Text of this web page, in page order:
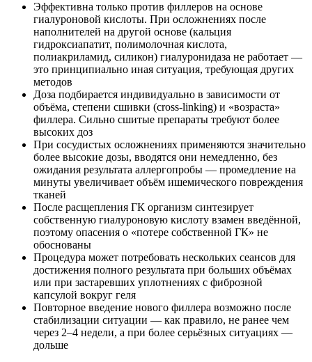
Эффективна только против филлеров на основе
гиалуроновой кислоты. При осложнениях после
наполнителей на другой основе (кальция
гидроксиапатит, полимолочная кислота,
полиакриламид, силикон) гиалуронидаза не работает —
это принципиально иная ситуация, требующая других
методов
Доза подбирается индивидуально в зависимости от
объёма, степени сшивки (cross-linking) и «возраста»
филлера. Сильно сшитые препараты требуют более
высоких доз
При сосудистых осложнениях применяются значительно
более высокие дозы, вводятся они немедленно, без
ожидания результата аллергопробы — промедление на
минуты увеличивает объём ишемического повреждения
тканей
После расщепления ГК организм синтезирует
собственную гиалуроновую кислоту взамен введённой,
поэтому опасения о «потере собственной ГК» не
обоснованы
Процедура может потребовать нескольких сеансов для
достижения полного результата при больших объёмах
или при застаревших уплотнениях с фиброзной
капсулой вокруг геля
Повторное введение нового филлера возможно после
стабилизации ситуации — как правило, не ранее чем
через 2–4 недели, а при более серьёзных ситуациях —
дольше